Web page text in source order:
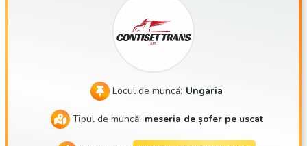
Locul de muncă: Ungaria
Tipul de muncă: meseria de șofer pe uscat